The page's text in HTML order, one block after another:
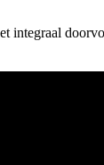
integraal